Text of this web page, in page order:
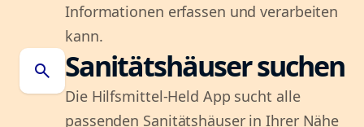
Informationen erfassen und verarbeiten
kann.
search Sanitätshäuser suchen
Die Hilfsmittel-Held App sucht alle
passenden Sanitätshäuser in Ihrer Nähe